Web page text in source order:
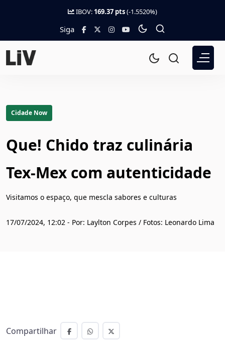
IBOV: 169.37 pts(-1.5520%)
Siga
Cidade Now
Que! Chido traz culinária
Tex-Mex com autenticidade
Visitamos o espaço, que mescla sabores e culturas
17/07/2024, 12:02 - Por: Laylton Corpes / Fotos: Leonardo Lima
Compartilhar